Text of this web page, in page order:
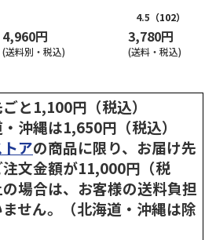
4,960円
(送料別・税込)
4.5 （102）
3,780円
(送料・税込)
と1,100円（税込）
沖縄は1,650円（税込）
アの商品に限り、お届け先
文金額が11,000円（税
場合は、お客様の送料負担
せん。（北海道・沖縄は除